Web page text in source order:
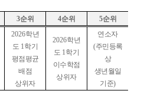
3순위 4순위 5순위
2026학년
도 1학기
평점평균
배점
상위자
2026학년
도 1학기
이수학점
상위자
연소자
(주민등록
상
생년월일
기준)